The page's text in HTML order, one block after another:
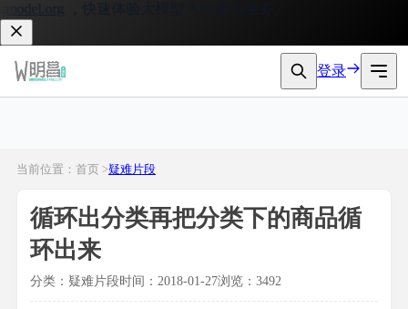
，快速体验大模型 API 接入服务。
登录
当前位置：首页 >疑难片段
循环出分类再把分类下的商品循
环出来
分类：疑难片段时间：2018-01-27浏览：3492